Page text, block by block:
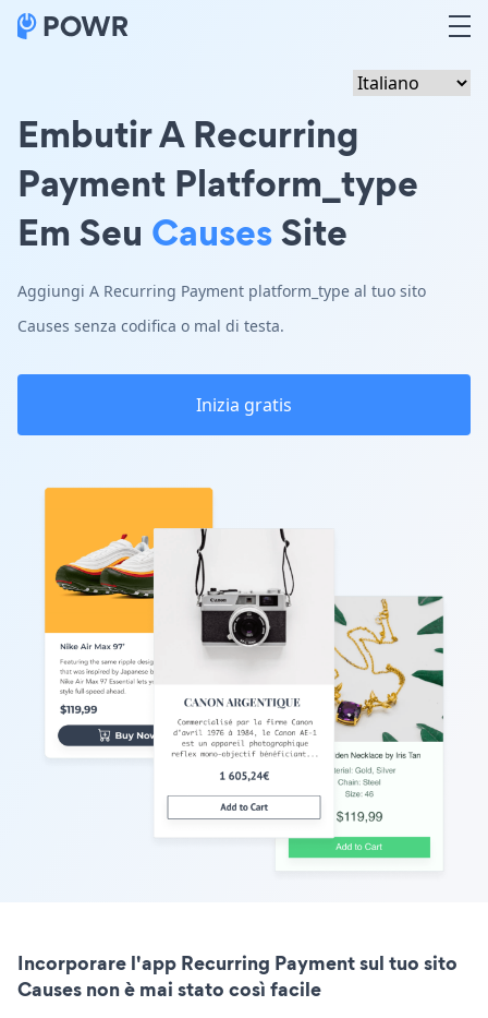
Embutir A Recurring
Payment Platform_type
Em Seu CausesSite
Aggiungi A Recurring Payment platform_type al tuo sito
Causes senza codifica o mal di testa.
Inizia gratis
Incorporare l'app Recurring Payment sul tuo sito
Causes non è mai stato così facile